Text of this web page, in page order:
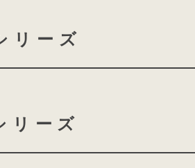
な佇まいをランドセ
特別なラン
おしんできた奥ゆかし
ラリーノ 半かぶせ
ーズ
ザー
リーズ